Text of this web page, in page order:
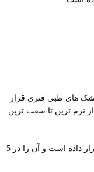
های طبی فنری قرار
است که از نرم ترین تا سفت ترین
تشک رویا مدیکال را نیز نام محصولات طبی خود قرار داده است و آن را در 5